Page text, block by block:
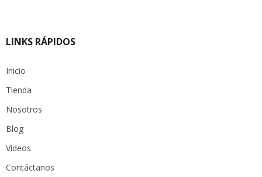
LINKS RÁPIDOS
Inicio
Tienda
Nosotros
Blog
Vídeos
Contáctanos